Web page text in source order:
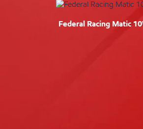
Federal Racing Matic